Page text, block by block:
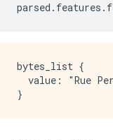
parsed . features .
bytes_list {
value: "Rue